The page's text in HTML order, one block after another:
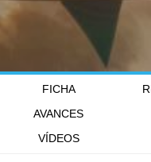
FICHA
AVANCES
VÍDEOS